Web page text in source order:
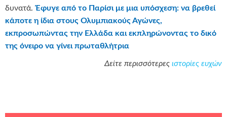
δυνατά. Έφυγε από το Παρίσι με μια υπόσχεση: να βρεθεί
κάποτε η ίδια στους Ολυμπιακούς Αγώνες,
εκπροσωπώντας την Ελλάδα και εκπληρώνοντας το δικό
της όνειρο να γίνει πρωταθλήτρια
Δείτε περισσότερες ιστορίες ευχών